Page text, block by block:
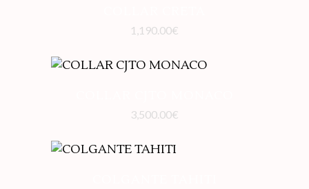
1,190.00€
3,500.00€